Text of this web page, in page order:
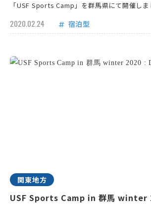
「USF Sports Camp」を群馬県にて開催しま
2020.02.24 宿泊型
関東地方
USF Sports Camp in 群馬 winter